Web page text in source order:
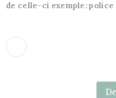
de celle-ci exemple: police